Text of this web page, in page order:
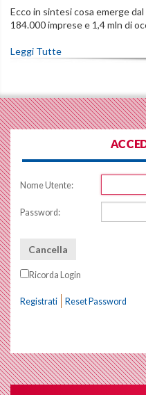
Ecco in sintesi cosa emerge
184.000 imprese e 1,4 mln di
Leggi Tutte
Nome Utente:
Password:
Cancella
Ricorda Login
Registrati Reset Password